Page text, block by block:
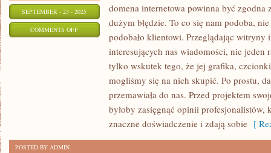
SEPTEMBER - 23 - 2025
COMMENTS OFFON
NOWOCZESNE
OKIEŁZNAŁA
domena internetowa powinna być
dużym błędzie. To co się nam podoba,
podobało klientowi. Przeglądając witryny
interesujących nas wiadomości, nie jeden
tylko wskutek tego, że jej grafika,
mogliśmy się na nich skupić. Po prostu,
przemawiała do nas. Przed projektem
byłoby zasięgnąć opinii profesjonalistów,
znaczne doświadczenie i zdają sobie [
POSTED BY ADMIN